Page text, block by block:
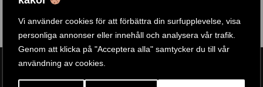
Vi använder cookies för att förbättra din surfupplevelse, visa
personliga annonser eller innehåll och analysera vår trafik.
Genom att klicka på "Acceptera alla" samtycker du till vår
användning av cookies.
ARTIKELNR:
ETIKETTER:BODY SOLID,BODY SOLID PRO CLUB LINE